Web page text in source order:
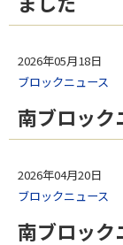
2026年05月18日
ブロックニュース
南ブロッ
2026年04月20日
ブロックニュース
南ブロッ